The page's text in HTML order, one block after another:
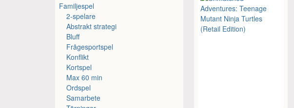
Familjespel
2-spelare
Abstrakt strategi
Bluff
Frågesportspel
Konflikt
Kortspel
Max 60 min
Ordspel
Samarbete